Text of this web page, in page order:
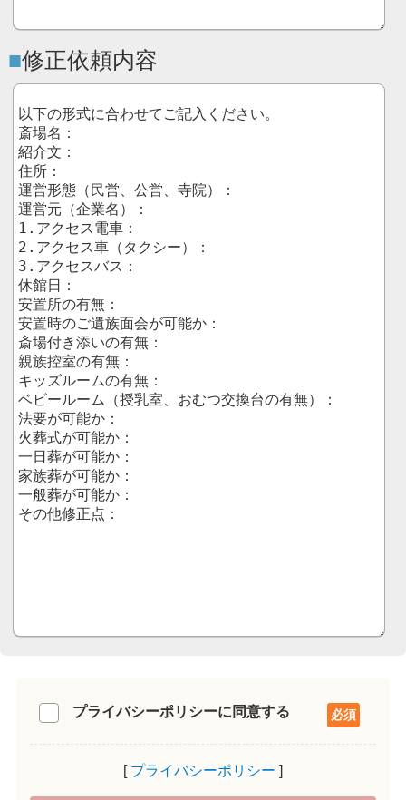
修正依頼内容
プライバシーポリシーに同意する
プライバシーポリシー